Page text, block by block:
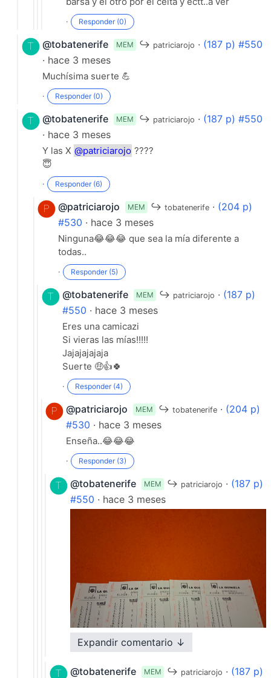
· Responder (0)
@tobatenerife MEM ↪ patriciarojo · (187 p) #550
· hace 3 meses
Muchísima suerte 💪
· Responder (0)
@tobatenerife MEM ↪ patriciarojo · (187 p) #550
· hace 3 meses
Y las X @patriciarojo ????
😇
· Responder (6)
@patriciarojo MEM ↪tobatenerife · (204 p)
#530 · hace 3 meses
Ninguna😂😂😂 que sea la mía diferente a
todas..
· Responder (5)
@tobatenerife MEM ↪ patriciarojo · (187 p)
#550 · hace 3 meses
Eres una camicazi
Si vieras las mías!!!!!
Jajajajajaja
Suerte 🤑👍🍀
· Responder (4)
@patriciarojo MEM ↪tobatenerife · (204 p)
#530 · hace 3 meses
Enseña..😂😂😂
· Responder (3)
@tobatenerife MEM ↪ patriciarojo · (187 p)
#550 · hace 3 meses
· Responder (0)
Expandir comentario ↓
@tobatenerife MEM ↪ patriciarojo · (187 p)